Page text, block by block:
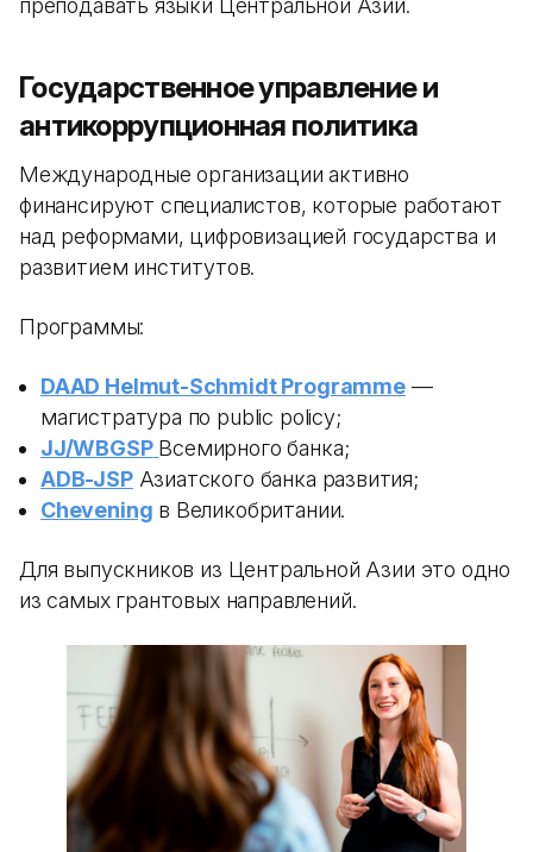
преподавать языки Центральной Азии.
Государственное управление и
антикоррупционная политика
Международные организации активно
финансируют специалистов, которые работают
над реформами, цифровизацией государства и
развитием институтов.
Программы:
DAAD Helmut-Schmidt Programme—
магистратура по public policy;
JJ/WBGSP Всемирного банка;
ADB-JSPАзиатского банка развития;
Chevening в Великобритании.
Для выпускников из Центральной Азии это одно
из самых грантовых направлений.